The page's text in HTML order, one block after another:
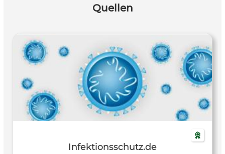
Quellen
Infektionsschutz.de